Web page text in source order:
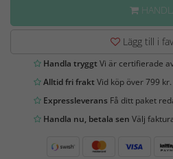
Lägg till i
Handla tryggtVi är certifierade
Alltid fri fraktVid köp över 799 kr.
Expressleverans Få ditt paket
Handla nu, betala sen Välj